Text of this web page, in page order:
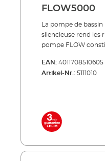
raccordement câble
FLOW5000
La pompe de
silencieuse rend les
pompe FLOW
manière fiable votre
bassin et crée ainsi
de saleté dans le
pas s'obstruer. Nos
(filtres à débit
EAN: 4011708510605
Artikel-Nr.: 5111010